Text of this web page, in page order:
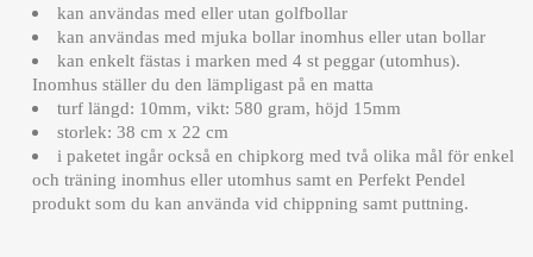
kan användas med eller utan golfbollar
kan användas med mjuka bollar inomhus eller utan bollar
kan enkelt fästas i marken med 4 st peggar (utomhus).
Inomhus ställer du den lämpligast på en matta
turf längd: 10mm, vikt: 580 gram, höjd 15mm
storlek: 38 cm x 22 cm
i paketet ingår också en chipkorg med två olika mål för enkel
och träning inomhus eller utomhus samt en Perfekt Pendel
produkt som du kan använda vid chippning samt puttning.